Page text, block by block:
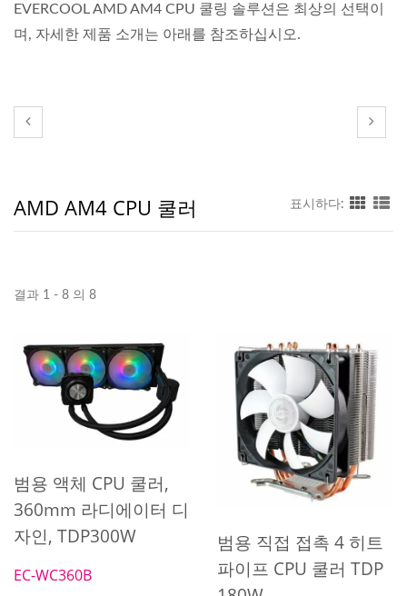
EVERCOOL AMD AM4 CPU 쿨링 솔루션은 최상의 선택이
며, 자세한 제품 소개는 아래를 참조하십시오.
AMD AM4 CPU 쿨러 표시하다:
결과 1 - 8 의 8
범용 액체 CPU 쿨러,
360mm 라디에이터 디
자인, TDP300W
EC-WC360B
범용 직접 접촉 4 히트
파이프 CPU 쿨러 TDP